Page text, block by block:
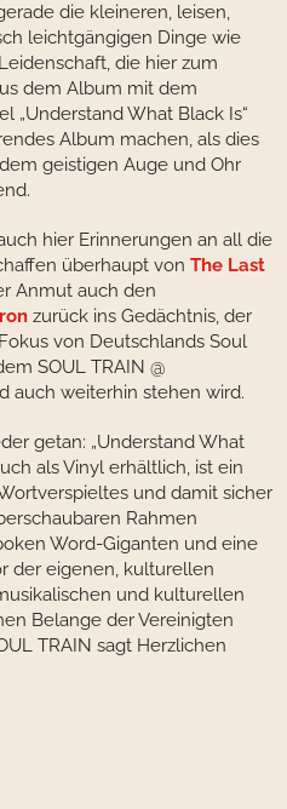
die kleineren, leisen,
leichtgängigen Dinge wie
die hier zum
dem Album mit dem
„Understand What Black Is“
Album machen, als dies
geistigen Auge und Ohr
hier Erinnerungen an all die
überhaupt von The Last
Anmut auch den
zurück ins Gedächtnis, der
von Deutschlands Soul
SOUL TRAIN @
auch weiterhin stehen wird.
getan: „Understand What
als Vinyl erhältlich, ist ein
und damit sicher
Rahmen
Word-Giganten und eine
der eigenen, kulturellen
und kulturellen
Belange der Vereinigten
TRAIN sagt Herzlichen